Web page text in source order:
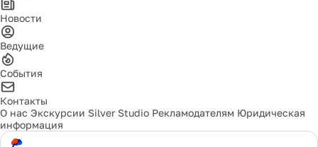
Новости
Ведущие
События
Контакты
О нас Экскурсии Silver Studio Рекламодателям Юридическая
информация